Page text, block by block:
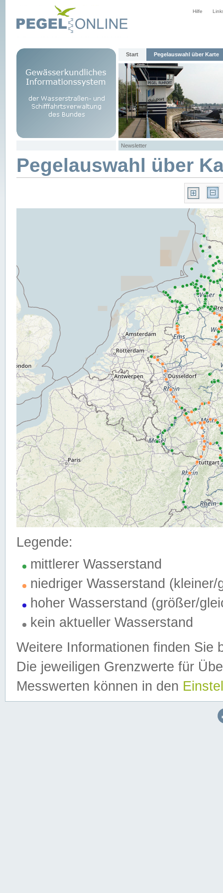
Hilfe
Start Pegelauswahl über Karte
Newsletter
Pegelauswahl über
Legende:
mittlerer Wasserstand
niedriger Wasserstand (kleiner/
hoher Wasserstand (größer/
kein aktueller Wasserstand
Weitere Informationen finden Sie
Die jeweiligen Grenzwerte für
Messwerten können in den